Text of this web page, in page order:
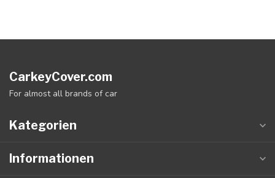
CarkeyCover.com
For almost all brands of car
Kategorien
Informationen